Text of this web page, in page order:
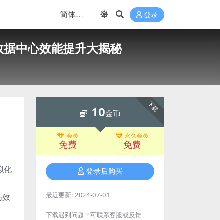
登录
中心效能提升大揭秘
化
效
下载
10金币
会员
免费
永久会员
免费
登录后购买
最近更新: 2024-07-01
下载遇到问题？可联系客服或反馈